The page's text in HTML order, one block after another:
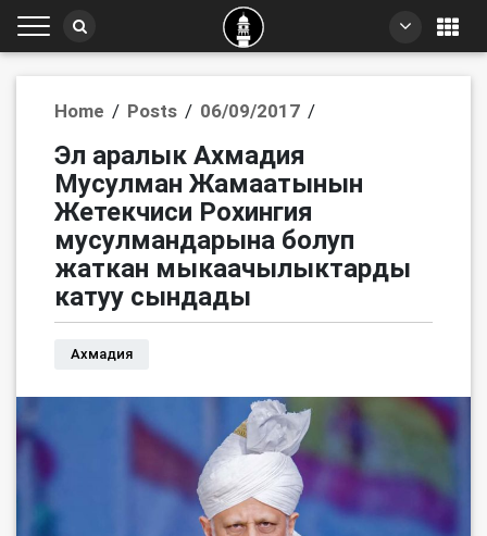
Home / Posts / 06/09/2017 /
Эл аралык Ахмадия
Мусулман Жамаатынын
Жетекчиси Рохингия
мусулмандарына болуп
жаткан мыкаачылыктарды
катуу сындады
Ахмадия